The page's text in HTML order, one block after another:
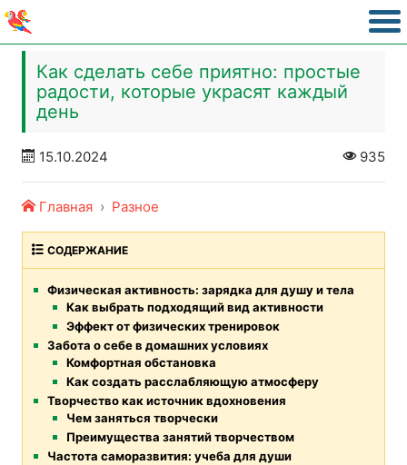
Как сделать себе приятно: простые
радости, которые украсят каждый
день
15.10.2024 935
Главная Разное
СОДЕРЖАНИЕ
Физическая активность: зарядка для душу и тела
Как выбрать подходящий вид активности
Эффект от физических тренировок
Забота о себе в домашних условиях
Комфортная обстановка
Как создать расслабляющую атмосферу
Творчество как источник вдохновения
Чем заняться творчески
Преимущества занятий творчеством
Частота саморазвития: учеба для души